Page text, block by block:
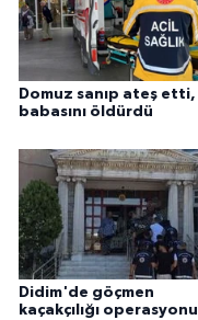
Domuz sanıp ateş etti,
babasını öldürdü
Didim'de göçmen
kaçakçılığı operasyonu